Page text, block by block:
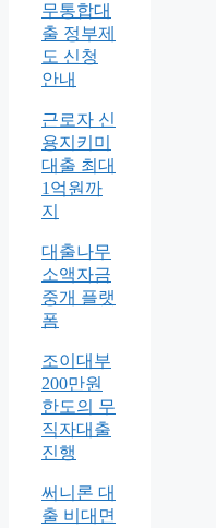
무통합대
출 정부제
도 신청
안내
근로자 신
용지키미
대출 최대
1억원까
지
대출나무
소액자금
중개 플랫
폼
조이대부
200만원
한도의 무
직자대출
진행
써니론 대
출 비대면